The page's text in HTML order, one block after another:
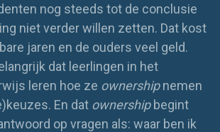
nog steeds tot de conclusie
niet verder willen zetten. Dat kost
jaren en de ouders veel geld.
dat leerlingen in het
leren hoe ze ownershipnemen
En dat ownershipbegint
op vragen als: waar ben ik